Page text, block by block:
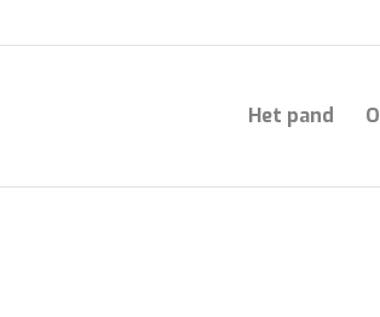
Het pand